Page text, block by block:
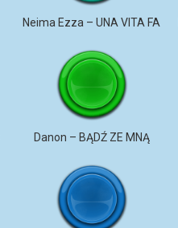
Neima Ezza – UNA VITA FA
Danon – BĄDŹ ZE MNĄ